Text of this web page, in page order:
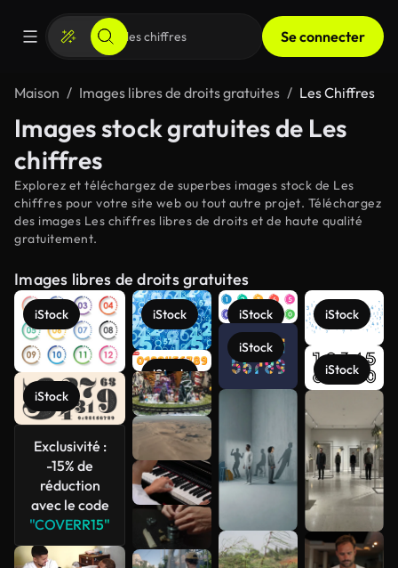
Se connecter
Maison Images libres de droits gratuites Les Chiffres
Images stock gratuites de Les
chiffres
Explorez et téléchargez de superbes images stock de Les
chiffres pour votre site web ou tout autre projet. Téléchargez
des images Les chiffres libres de droits et de haute qualité
gratuitement.
Images libres de droits gratuites
iStock
iStock
Exclusivité :
-15% de
réduction
avec le code
"COVERR15"
iStock
iStock
iStock
iStock
iStock
iStock
Voir plus